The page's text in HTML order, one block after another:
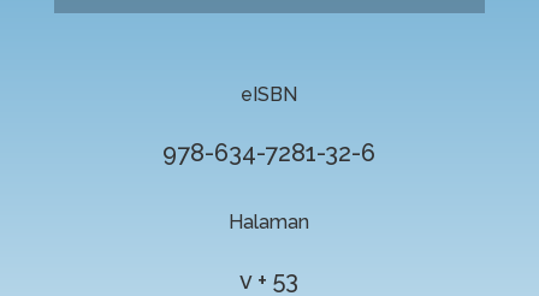
eISBN
978-634-7281-32-6
Halaman
v + 53